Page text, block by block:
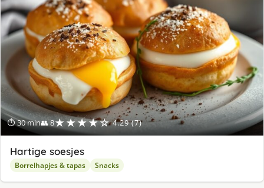
⏱ 30 min👥 8★★★★☆ 4.29 (7)
Hartige soesjes
Borrelhapjes & tapas Snacks